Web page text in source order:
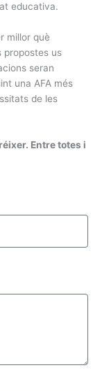
educativa.
millor què
propostes us
seran
una AFA més
de les
Entre totes i